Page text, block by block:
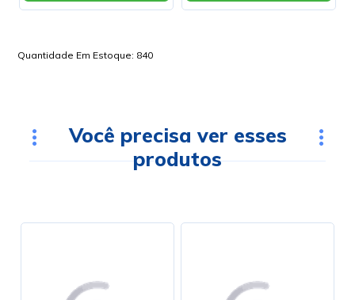
Quantidade Em Estoque: 840
Você precisa ver esses
produtos